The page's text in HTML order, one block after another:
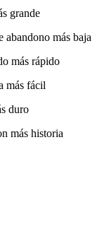
grande
abandono más baja
más rápido
más fácil
duro
más historia